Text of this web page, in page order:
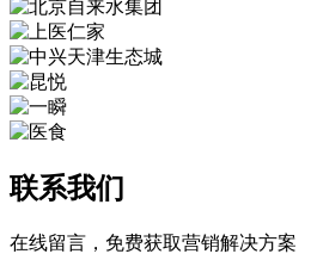
联系我们
在线留言，免费获取营销解决方案